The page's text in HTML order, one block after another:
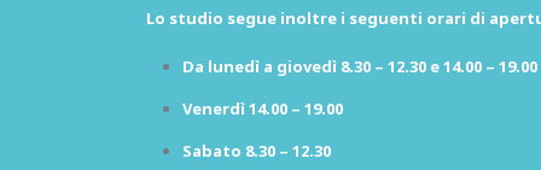
Lo studio segue inoltre i seguenti orari di
Da lunedì a giovedì 8.30 – 12.30 e 14.00 – 19.00
Venerdì 14.00 – 19.00
Sabato 8.30 – 12.30